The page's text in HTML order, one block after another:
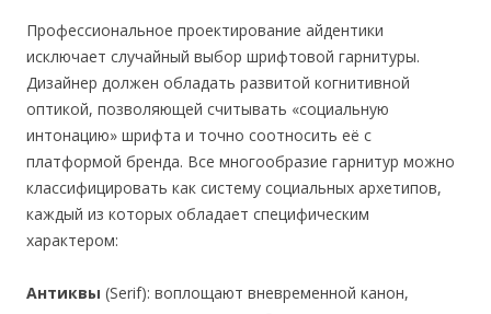
Профессиональное проектирование айдентики
исключает случайный выбор шрифтовой гарнитуры.
Дизайнер должен обладать развитой когнитивной
оптикой, позволяющей считывать «социальную
интонацию» шрифта и точно соотносить её с
платформой бренда. Все многообразие гарнитур можно
классифицировать как систему социальных архетипов,
каждый из которых обладает специфическим
характером:
Антиквы (Serif): воплощают вневременной канон,